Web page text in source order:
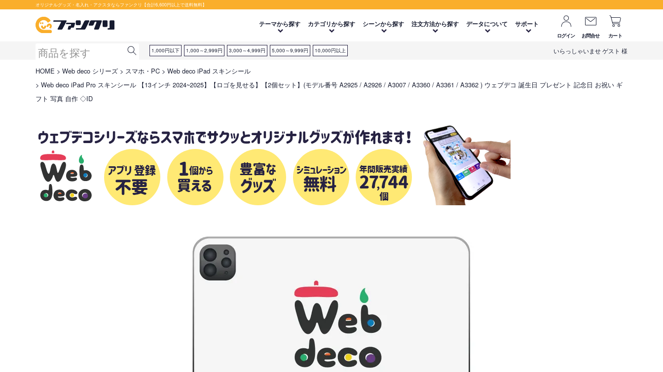
オリジナルグッズ・名入れ・アクスタならファンクリ【合計6,600円以上で送料無料】
テーマから探す カテゴリから探す シーンから探す 注文方法から探す データについて サポート
ログイン お問合せ カート
1,000円以下 1,000～2,999円 3,000～4,999円 5,000～9,999円 10,000円以上 いらっしゃいませ ゲスト 様
HOME Web deco シリーズ スマホ・PC
Web deco iPad スキンシール
Web deco iPad Pro スキンシール 【13インチ 2024~2025】【ロゴを見せる】【2個セット】(モデル番号 A2925 / A2926 / A3007 / A3360 / A3361 / A3362 ) ウェブデコ 誕生日 プレゼント 記念日 お祝い ギ
フト 写真 自作 ◇ID